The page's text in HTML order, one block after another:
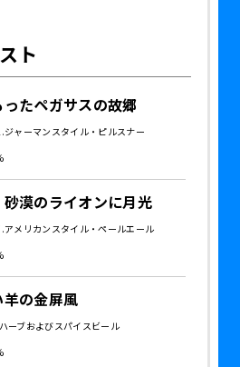
ト
たペガサスの故郷
ジャーマンスタイル・ピルスナー
漠のライオンに月光
アメリカンスタイル・ペールエール
の金屏風
ーブおよびスパイスビール